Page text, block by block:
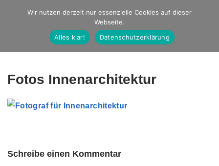
Studio Ernst
Fotografie
Fotos Innenarchitektur
Schreibe einen Kommentar
Wir nutzen derzeit nur essenzielle Cookies auf dieser
Webseite.
Alles klar!
Datenschutzerklärung